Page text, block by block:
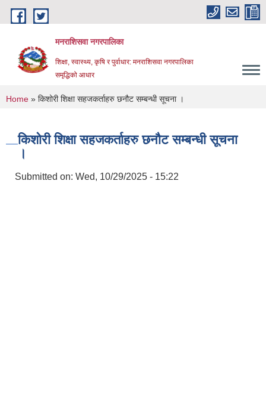
Skip to main content
मनराशिसवा नगरपालिका
शिक्षा, स्वास्थ्य, कृषि र पुर्वाधार: मनराशिसवा नगरपालिका
समृद्धिको आधार
You are here
Home » किशोरी शिक्षा सहजकर्ताहरु छनौट सम्बन्धी सूचना ।
किशोरी शिक्षा सहजकर्ताहरु छनौट सम्बन्धी सूचना
।
Submitted on: Wed, 10/29/2025 - 15:22